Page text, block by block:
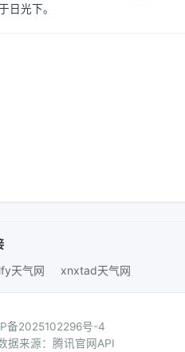
日光下。
天气网 xnxtad天气网
备2025102296号-4
据来源：腾讯官网API